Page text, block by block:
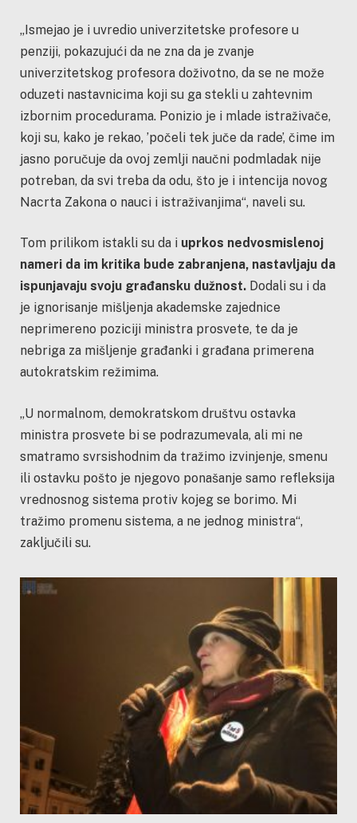
„Ismejao je i uvredio univerzitetske profesore u
penziji, pokazujući da ne zna da je zvanje
univerzitetskog profesora doživotno, da se ne može
oduzeti nastavnicima koji su ga stekli u zahtevnim
izbornim procedurama. Ponizio je i mlade istraživače,
koji su, kako je rekao, ’počeli tek juče da rade’, čime im
jasno poručuje da ovoj zemlji naučni podmladak nije
potreban, da svi treba da odu, što je i intencija novog
Nacrta Zakona o nauci i istraživanjima“, naveli su.
Tom prilikom istakli su da i uprkos nedvosmislenoj
nameri da im kritika bude zabranjena, nastavljaju da
ispunjavaju svoju građansku dužnost. Dodali su i da
je ignorisanje mišljenja akademske zajednice
neprimereno poziciji ministra prosvete, te da je
nebriga za mišljenje građanki i građana primerena
autokratskim režimima.
„U normalnom, demokratskom društvu ostavka
ministra prosvete bi se podrazumevala, ali mi ne
smatramo svrsishodnim da tražimo izvinjenje, smenu
ili ostavku pošto je njegovo ponašanje samo refleksija
vrednosnog sistema protiv kojeg se borimo. Mi
tražimo promenu sistema, a ne jednog ministra“,
zaključili su.